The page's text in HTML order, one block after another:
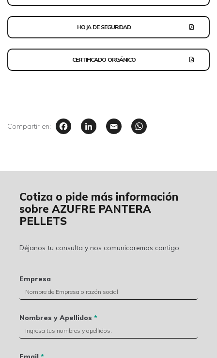
HOJA DE SEGURIDAD
CERTIFICADO ORGÁNICO
Compartir en: Facebook
LinkedIn
Email
Cotiza o pide más información
sobre AZUFRE PANTERA
PELLETS
Déjanos tu consulta y nos comunicaremos contigo
Empresa
Nombres y Apellidos*